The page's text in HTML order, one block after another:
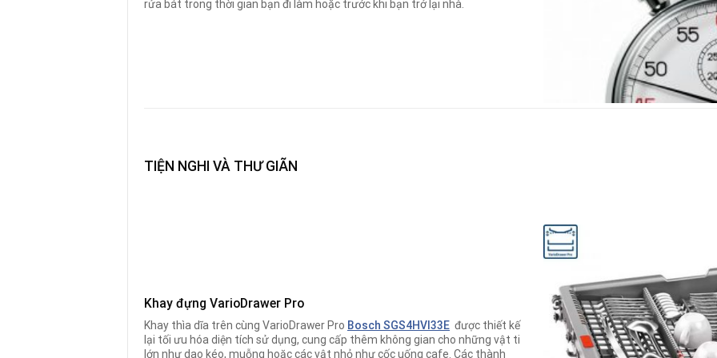
rửa bát trong thời gian bạn đi làm hoặc trước khi bạn trở lại nhà.
TIỆN NGHI VÀ THƯ GIÃN
Khay đựng VarioDrawer Pro
Khay thìa dĩa trên cùng VarioDrawer Pro Bosch SGS4HVI33E được thiết kế
lại tối ưu hóa diện tích sử dụng, cung cấp thêm không gian cho những vật ti
lớn như dao kéo, muỗng hoặc các vật nhỏ như cốc uống cafe. Các thành